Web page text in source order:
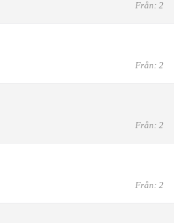
Från: 2
Från: 2
Från: 2
Från: 2